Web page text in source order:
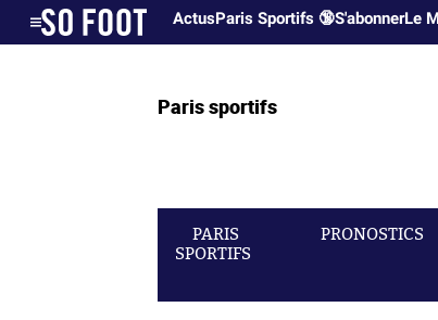
ActusParis Sportifs 🔞S'abonnerLe
Paris sportifs
PARIS
SPORTIFS
PRONOSTICS